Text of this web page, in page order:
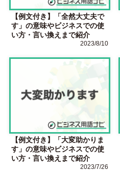
【例文付き】「全然大丈夫で
す」の意味やビジネスでの使
い方・言い換えまで紹介
2023/8/10
【例文付き】「大変助かりま
す」の意味やビジネスでの使
い方・言い換えまで紹介
2023/7/26